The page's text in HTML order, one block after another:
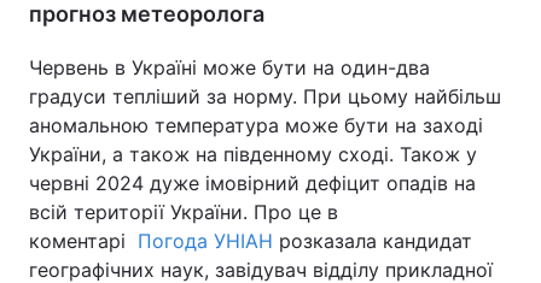
Тема оформлення
прогноз метеоролога
Червень в Україні може бути на один-два
градуси тепліший за норму. При цьому найбільш
аномальною температура може бути на заході
України, а також на південному сході. Також у
червні 2024 дуже імовірний дефіцит опадів на
всій території України. Про це в
коментарі Погода УНІАН розказала кандидат
географічних наук, завідувач відділу прикладної